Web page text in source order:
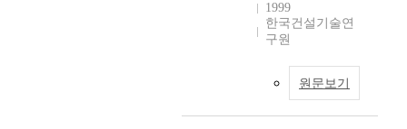
1999
한국건설기술연
구원
원문보기